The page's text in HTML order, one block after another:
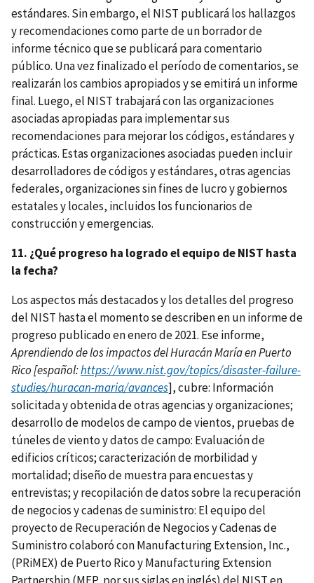
estándares. Sin embargo, el NIST publicará los hallazgos
y recomendaciones como parte de un borrador de
informe técnico que se publicará para comentario
público. Una vez finalizado el período de comentarios, se
realizarán los cambios apropiados y se emitirá un informe
final. Luego, el NIST trabajará con las organizaciones
asociadas apropiadas para implementar sus
recomendaciones para mejorar los códigos, estándares y
prácticas. Estas organizaciones asociadas pueden incluir
desarrolladores de códigos y estándares, otras agencias
federales, organizaciones sin fines de lucro y gobiernos
estatales y locales, incluidos los funcionarios de
construcción y emergencias.
11. ¿Qué progreso ha logrado el equipo de NIST hasta
la fecha?
Los aspectos más destacados y los detalles del progreso
del NIST hasta el momento se describen en un informe de
progreso publicado en enero de 2021. Ese informe,
Aprendiendo de los impactos del Huracán María en Puerto
Rico [español:https://www.nist.gov/topics/disaster-failure-
studies/huracan-maria/avances], cubre: Información
solicitada y obtenida de otras agencias y organizaciones;
desarrollo de modelos de campo de vientos, pruebas de
túneles de viento y datos de campo: Evaluación de
edificios críticos; caracterización de morbilidad y
mortalidad; diseño de muestra para encuestas y
entrevistas; y recopilación de datos sobre la recuperación
de negocios y cadenas de suministro: El equipo del
proyecto de Recuperación de Negocios y Cadenas de
Suministro colaboró con Manufacturing Extension, Inc.,
(PRiMEX) de Puerto Rico y Manufacturing Extension